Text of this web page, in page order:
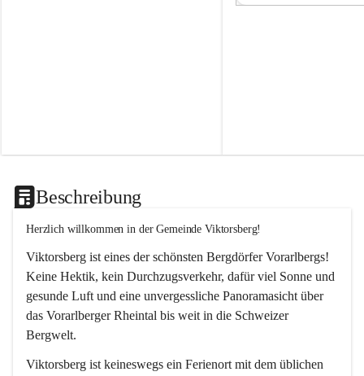
Beschreibung
Herzlich willkommen in der Gemeinde Viktorsberg!
Viktorsberg ist eines der schönsten Bergdörfer Vorarlbergs!
Keine Hektik, kein Durchzugsverkehr, dafür viel Sonne und
gesunde Luft und eine unvergessliche Panoramasicht über
das Vorarlberger Rheintal bis weit in die Schweizer
Bergwelt.
Viktorsberg ist keineswegs ein Ferienort mit dem üblichen